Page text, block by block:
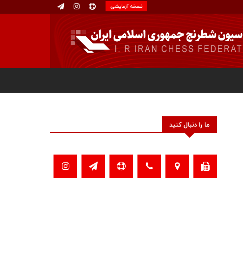
نسخه آزمایشی
ما را دنبال کنید